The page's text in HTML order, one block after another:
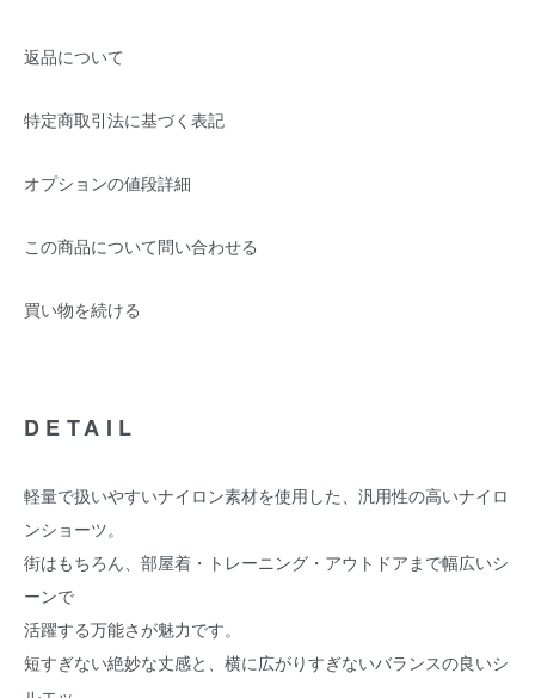
返品について
特定商取引法に基づく表記
オプションの値段詳細
この商品について問い合わせる
買い物を続ける
DETAIL
軽量で扱いやすいナイロン素材を使用した、汎用性の高いナイロ
ンショーツ。
街はもちろん、部屋着・トレーニング・アウトドアまで幅広いシ
ーンで
活躍する万能さが魅力です。
短すぎない絶妙な丈感と、横に広がりすぎないバランスの良いシ